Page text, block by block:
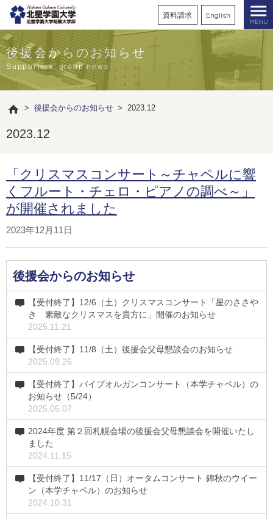
資料請求 English
MENU
後援会からのお知らせ
Supporters' group news
> 後援会からのお知らせ > 2023.12
2023.12
「クリスマスコンサート～チャペルに響
くフルート・チェロ・ピアノの調べ～」
が開催されました
2023年12月11日
後援会からのお知らせ
【受付終了】12/6（土）クリスマスコンサート「星のささや
き 素敵なクリスマスを貴方に」開催のお知らせ
2025.11.21
【受付終了】11/8（土）後援会父母懇談会のお知らせ
2025.09.26
【受付終了】パイプオルガンコンサート（本学チャペル）の
お知らせ（5/24）
2025.05.07
2024年度 第２回札幌会場の後援会父母懇談会を開催いたし
ました
2024.11.15
【受付終了】11/17（日）オータムコンサート 錦秋のウイー
ン（本学チャペル）のお知らせ
2024.10.31